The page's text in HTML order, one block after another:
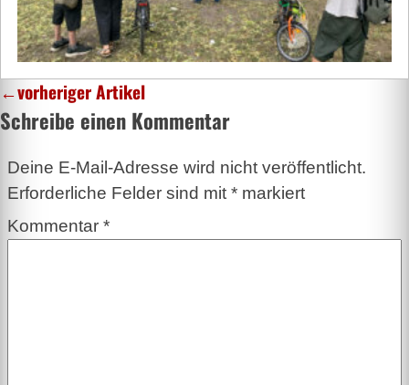
←vorheriger Artikel
Schreibe einen Kommentar
Deine E-Mail-Adresse wird nicht veröffentlicht.
Erforderliche Felder sind mit *markiert
Kommentar *